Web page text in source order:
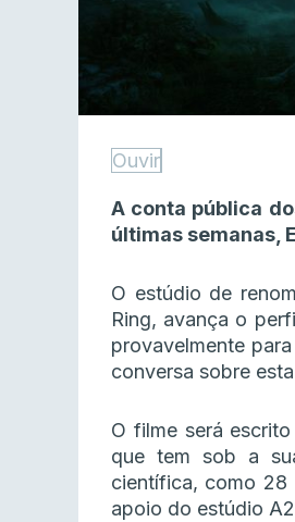
Ouvir
A conta pública
últimas semanas,
O estúdio de
Ring, avança o
provavelmente
conversa sobre
O filme será
que tem sob a
científica, como 28
apoio do estúdio